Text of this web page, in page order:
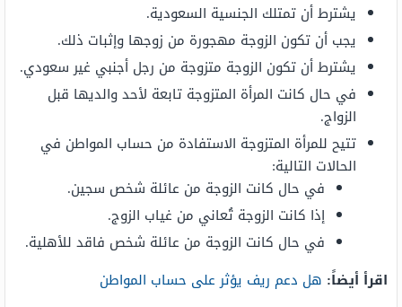
يشترط أن تمتلك الجنسية السعودية.
يجب أن تكون الزوجة مهجورة من زوجها وإثبات ذلك.
يشترط أن تكون الزوجة متزوجة من رجل أجنبي غير سعودي.
في حال كانت المرأة المتزوجة تابعة لأحد والديها قبل
الزواج.
تتيح للمرأة المتزوجة الاستفادة من حساب المواطن في
الحالات التالية:
في حال كانت الزوجة من عائلة شخص سجين.
إذا كانت الزوجة تُعاني من غياب الزوج.
في حال كانت الزوجة من عائلة شخص فاقد للأهلية.
اقرأ أيضاً: هل دعم ريف يؤثر على حساب المواطن